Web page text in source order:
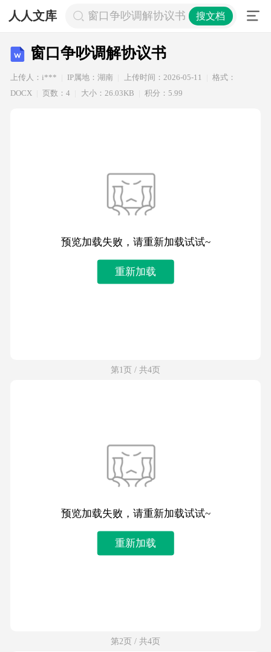
人人文库 窗口争吵调解协议书 搜文档
窗口争吵调解协议书
上传人：i*** IP属地：湖南 上传时间：2026-05-11
格式：
DOCX
页数：4 大小：26.03KB 积分：5.99
预览加载失败，请重新加载试试~
重新加载
第1页 / 共4页
预览加载失败，请重新加载试试~
重新加载
第2页 / 共4页